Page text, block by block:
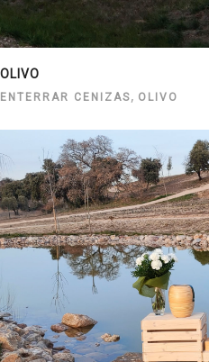
OLIVO
ENTERRAR CENIZAS, OLIVO